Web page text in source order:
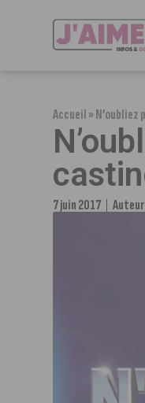
Accueil»N’oubliez
7 juin 2017